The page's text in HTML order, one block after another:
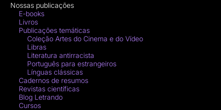
Nossas publicações
E-books
Livros
Publicações temáticas
Coleção Artes do Cinema e do Vídeo
Libras
Literatura antirracista
Português para estrangeiros
Línguas clássicas
Cadernos de resumos
Revistas científicas
Blog Letrando
Cursos